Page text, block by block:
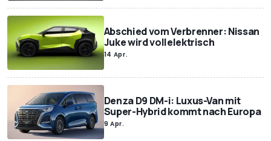
Abschied vom Verbrenner: Nissan
Juke wird vollelektrisch
14 Apr.
Denza D9 DM-i: Luxus-Van mit
Super-Hybrid kommt nach Europa
9 Apr.